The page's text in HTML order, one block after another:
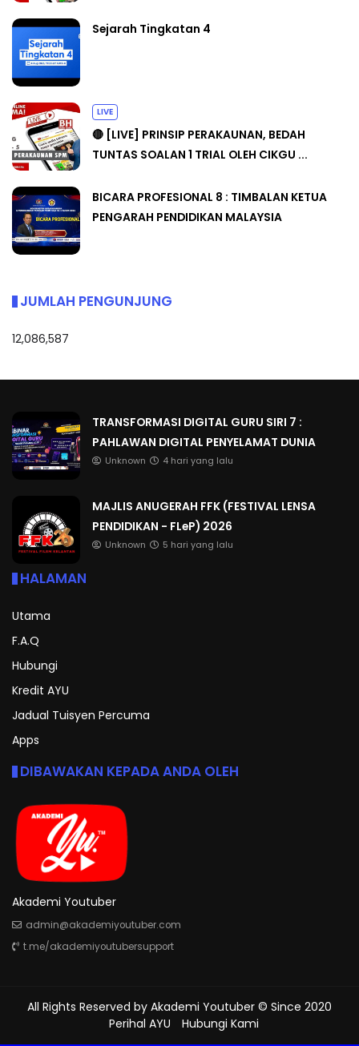
Sejarah Tingkatan 4
LIVE
🔴 [LIVE] PRINSIP PERAKAUNAN, BEDAH
TUNTAS SOALAN 1 TRIAL OLEH CIKGU ...
BICARA PROFESIONAL 8 : TIMBALAN KETUA
PENGARAH PENDIDIKAN MALAYSIA
JUMLAH PENGUNJUNG
12,086,587
TRANSFORMASI DIGITAL GURU SIRI 7 :
PAHLAWAN DIGITAL PENYELAMAT DUNIA
Unknown 4 hari yang lalu
MAJLIS ANUGERAH FFK (FESTIVAL LENSA
PENDIDIKAN - FLeP) 2026
Unknown 5 hari yang lalu
HALAMAN
Utama
F.A.Q
Hubungi
Kredit AYU
Jadual Tuisyen Percuma
Apps
DIBAWAKAN KEPADA ANDA OLEH
Akademi Youtuber
admin@akademiyoutuber.com
t.me/akademiyoutubersupport
All Rights Reserved by Akademi Youtuber © Since 2020
Perihal AYU
Hubungi Kami